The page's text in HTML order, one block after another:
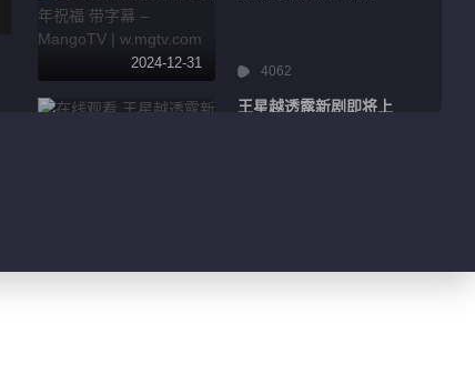
2024-12-31 4062
王星越透露新剧即将上